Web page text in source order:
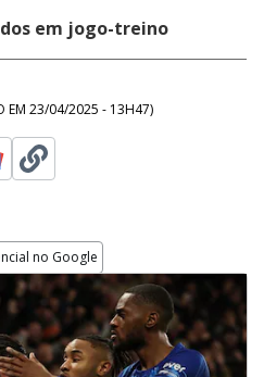
em jogo-treino
EM 23/04/2025 - 13H47)
no Google